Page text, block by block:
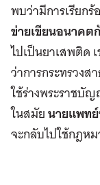
พบว่ามีการเรียก
ข่ายเขียนอนาค
ไปเป็นยาเสพติด
ว่าการกระทรวง
ใช้ร่างพระราชบั
ในสมัยนายแพท
จะกลับไปใช้กฎห